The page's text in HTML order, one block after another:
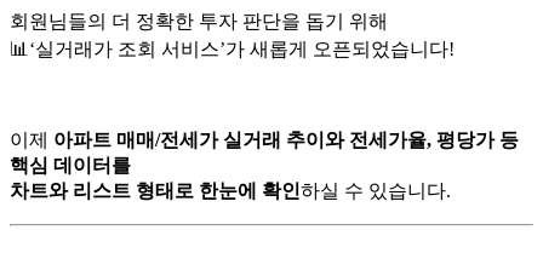
회원님들의 더 정확한 투자 판단을 돕기 위해
📊‘실거래가 조회 서비스’가 새롭게 오픈되었습니다!
이제 아파트 매매/전세가 실거래 추이와 전세가율, 평당가 등
핵심 데이터를
차트와 리스트 형태로 한눈에 확인하실 수 있습니다.